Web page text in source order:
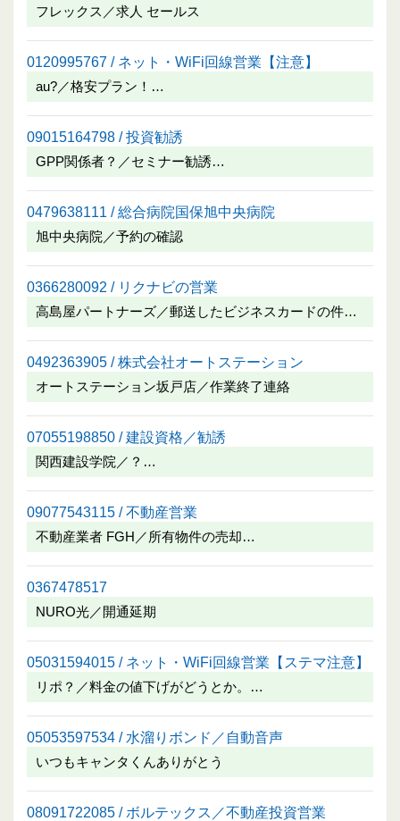
フレックス／求人 セールス
0120995767 / ネット・WiFi回線営業【注意】
au?／格安プラン！…
09015164798 / 投資勧誘
GPP関係者？／セミナー勧誘…
0479638111 / 総合病院国保旭中央病院
旭中央病院／予約の確認
0366280092 / リクナビの営業
高島屋パートナーズ／郵送したビジネスカードの件…
0492363905 / 株式会社オートステーション
オートステーション坂戸店／作業終了連絡
07055198850 / 建設資格／勧誘
関西建設学院／？…
09077543115 / 不動産営業
不動産業者 FGH／所有物件の売却…
0367478517
NURO光／開通延期
05031594015 / ネット・WiFi回線営業【ステマ注意】
リポ？／料金の値下げがどうとか。…
05053597534 / 水溜りボンド／自動音声
いつもキャンタくんありがとう
08091722085 / ボルテックス／不動産投資営業